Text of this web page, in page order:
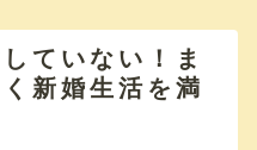
ていない！ま
新婚生活を満